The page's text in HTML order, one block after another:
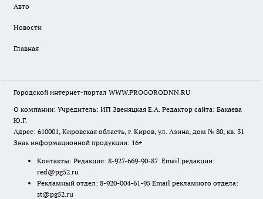
Авто
Новости
Главная
Городской интернет-портал WWW.PROGORODNN.RU
О компании: Учредитель: ИП Звеняцкая Е.А. Редактор сайта: Бакаева
Ю.Г.
Адрес: 610001, Кировская область, г. Киров, ул. Азина, дом № 80, кв. 31
Знак информационной продукции: 16+
Контакты: Редакция: 8-927-669-90-87 Email редакции:
red@pg52.ru
Рекламный отдел: 8-920-004-61-95 Email рекламного отдела:
st@pg52.ru